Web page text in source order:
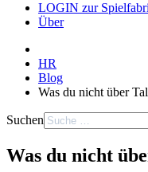
LOGIN zur
Über
HR
Blog
Was du nicht über
Suchen
Was du nicht